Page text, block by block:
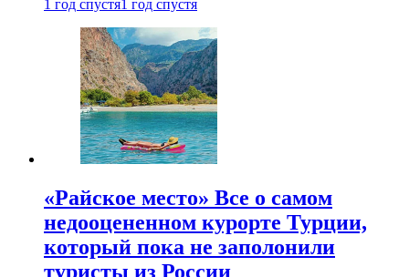
1 год спустя1 год спустя
«Райское место» Все о самом
недооцененном курорте Турции,
который пока не заполонили
туристы из России